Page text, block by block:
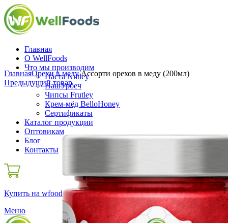
Главная
О WellFoods
Что мы производим
Паста Nutley
НашУрбеч
Чипсы Frutley
Крем-мёд BelloHoney
Сертификаты
Каталог продукции
Оптовикам
Блог
Контакты
Купить на wfoods.ru
Меню
Нажмите, чтобы увеличить
ГлавнаяОрехи в медуАссорти орехов в меду (200мл)
Предыдущий товар